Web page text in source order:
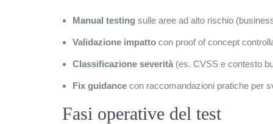
Manual testing sulle aree ad alto rischio
Validazione impatto con proof of concept
Classificazione severità (es. CVSS e contesto
Fix guidance con raccomandazioni pratiche per
Fasi operative del test